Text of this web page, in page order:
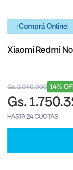
¡Comprá Online!
Xiaomi Redmi
14%
Gs. 2.040.000
Gs.
HASTA 24 CUOTAS